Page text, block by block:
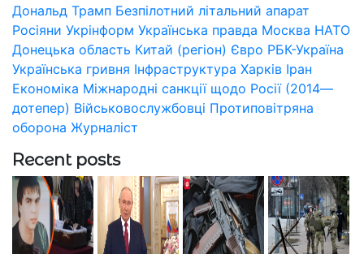
Дональд Трамп Безпілотний літальний апарат
Росіяни Укрінформ Українська правда Москва НАТО
Донецька область Китай (регіон) Євро РБК-Україна
Українська гривня Інфраструктура Харків Іран
Економіка Міжнародні санкції щодо Росії (2014—
дотепер) Військовослужбовці Протиповітряна
оборона Журналіст
Recent posts